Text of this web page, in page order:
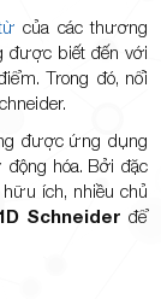
của các thương
được biết đến với
Trong đó, nổi
được ứng dụng
động hóa. Bởi đặc
ích, nhiều chủ
Schneider để